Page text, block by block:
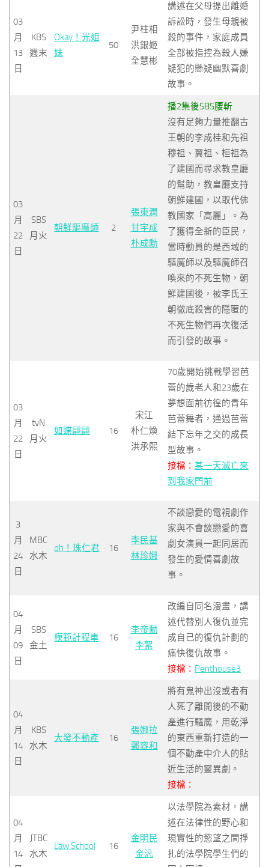
03
月
13
日
KBS
週末
Okay！光姐
妹
50
尹柱相
洪銀姬
全慧彬
講述在父母提出離婚
訴訟時，發生母親被
殺的事件，家庭成員
全部被指控為殺人嫌
疑犯的懸疑幽默喜劇
故事。
03
月
22
日
SBS
月火
朝鮮驅魔師 2
張東潤
甘宇成
朴成勳
播2集後SBS腰斬
沒有足夠力量推翻古
王朝的李成桂和先祖
穆祖、翼祖、桓祖為
了建國而尋求教皇廳
的幫助，教皇廳支持
朝鮮建國，以取代佛
教國家「高麗」。為
了獲得全新的臣民，
當時動員的是西域的
驅魔師以及驅魔師召
喚來的不死生物，朝
鮮建國後，被李氏王
朝徹底殺害的隱匿的
不死生物們再次復活
而引發的故事。
03
月
22
日
tvN
月火
如蝶翩翩 16
宋江
朴仁煥
洪承熙
70歲開始挑戰學習芭
蕾的歲老人和23歲在
夢想面前彷徨的青年
芭蕾舞者，通過芭蕾
結下忘年之交的成長
型故事。
接檔： 某一天滅亡來
到我家門前
3
月
24
日
MBC
水木
oh！珠仁君 16
李民基
林珍娜
不談戀愛的電視劇作
家與不會談戀愛的喜
劇女演員一起同居而
發生的愛情喜劇故
事。
04
月
09
日
SBS
金土
模範計程車 16
李帝勳
李絮
改編自同名漫畫，講
述代替別人復仇並完
成自己的復仇計劃的
痛快復仇故事。
接檔： Penthouse3
04
月
14
日
KBS
水木
大發不動產 16
張娜拉
鄭容和
將有鬼神出沒或者有
人死了離開後的不動
產進行驅魔，用乾淨
的東西重新打造的一
個不動產中介人的貼
近生活的靈異劇。
接檔：
04
月
14
JTBC
水木
Law School 16
金明民
金汎
以法學院為素材，講
述在法律性的野心和
現實性的慾望之間掙
扎的法學院學生們的